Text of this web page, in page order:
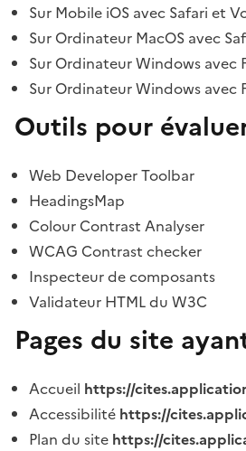
Sur Mobile iOS avec Safari et
Sur Ordinateur MacOS avec
Sur Ordinateur Windows avec
Sur Ordinateur Windows avec
Outils pour
Web Developer Toolbar
HeadingsMap
Colour Contrast Analyser
WCAG Contrast checker
Inspecteur de composants
Validateur HTML du W3C
Pages du site
Accueil https://
Accessibilité https://
Plan du site https://